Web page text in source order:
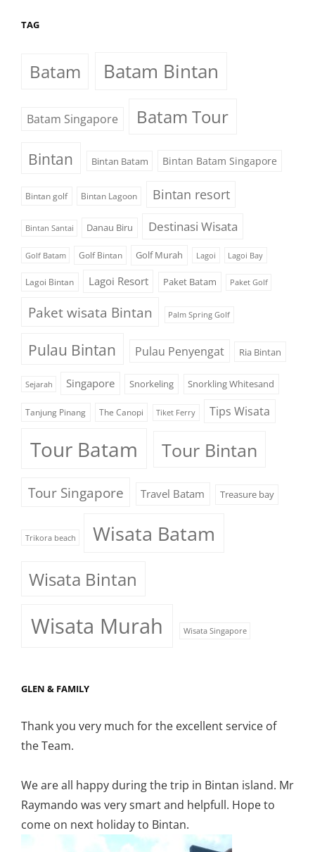
TAG
Batam Batam Bintan
Batam Singapore Batam Tour
Bintan Bintan Batam Bintan Batam Singapore
Bintan golf Bintan Lagoon Bintan resort
Bintan Santai Danau Biru Destinasi Wisata
Golf Batam Golf Bintan Golf Murah Lagoi Lagoi Bay
Lagoi Bintan Lagoi Resort Paket Batam Paket Golf
Paket wisata Bintan Palm Spring Golf
Pulau Bintan Pulau Penyengat Ria Bintan
Sejarah Singapore Snorkeling Snorkling Whitesand
Tanjung Pinang The Canopi Tiket Ferry Tips Wisata
Tour Batam Tour Bintan
Tour Singapore Travel Batam Treasure bay
Trikora beach Wisata Batam
Wisata Bintan
Wisata Murah Wisata Singapore
GLEN & FAMILY
Thank you very much for the excellent service of
the Team.
We are all happy during the trip in Bintan island. Mr
Raymando was very smart and helpfull. Hope to
come on next holiday to Bintan.